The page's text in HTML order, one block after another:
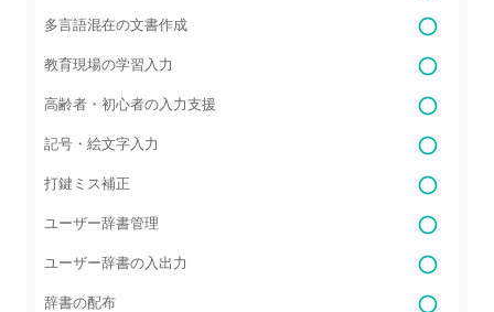
多言語混在の文書作成
教育現場の学習入力
高齢者・初心者の入力支援
記号・絵文字入力
打鍵ミス補正
ユーザー辞書管理
ユーザー辞書の入出力
辞書の配布